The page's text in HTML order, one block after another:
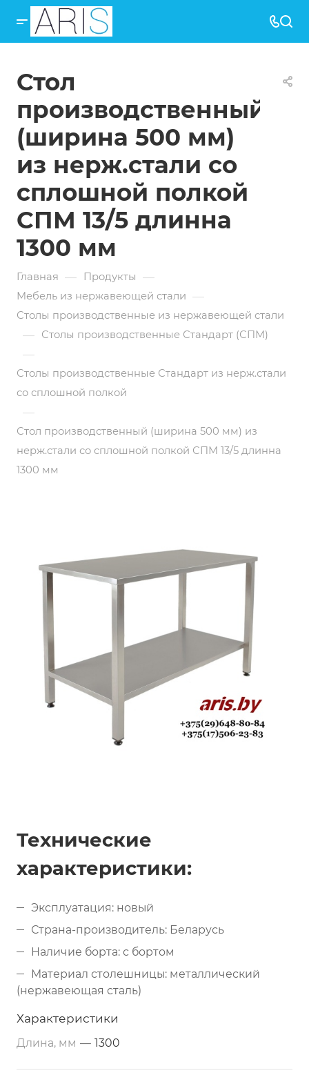
Стол
производственный
(ширина 500 мм)
из нерж.стали со
сплошной полкой
СПМ 13/5 длинна
1300 мм
Главная — Продукты —
Мебель из нержавеющей стали —
Столы производственные из нержавеющей стали
— Столы производственные Стандарт (СПМ)
—
Столы производственные Стандарт из нерж.стали
со сплошной полкой
—
Стол производственный (ширина 500 мм) из
нерж.стали со сплошной полкой СПМ 13/5 длинна
1300 мм
Технические
характеристики:
Эксплуатация: новый
Страна-производитель: Беларусь
Наличие борта: с бортом
Материал столешницы: металлический
(нержавеющая сталь)
нержавеющей стали
Размеры: 1300х500х870 мм
Тип по назначению: разделочный
Характеристики
Длина, мм — 1300